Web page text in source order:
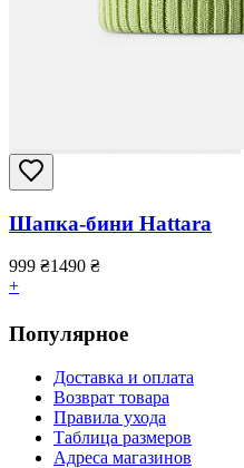
Шапка-бини Hattara
999 ₴1490 ₴
+
Популярное
Доставка и оплата
Возврат товара
Правила ухода
Таблица размеров
Адреса магазинов